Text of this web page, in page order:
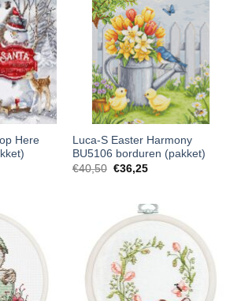
Here
Luca-S Easter Harmony
BU5106 borduren (pakket)
€40,50 €36,25